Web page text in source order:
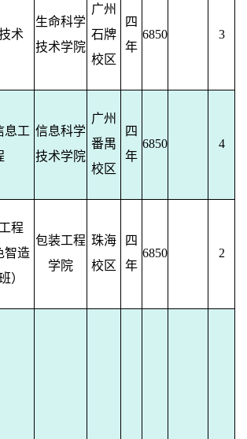
术
生命科学
技术学院
广州
石牌
校区
四
年
6850 3
息工 信息科学
技术学院
广州
番禺
校区
四
年
6850 4
程
智造
）
包装工程
学院
珠海
校区
四
年
6850 2